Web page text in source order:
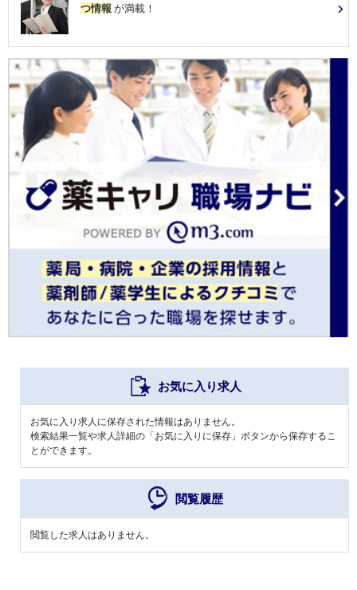
つ情報 が満載！
お気に入り求人
お気に入り求人に保存された情報はありません。
検索結果一覧や求人詳細の「お気に入りに保存」ボタンから保存するこ
とができます。
閲覧履歴
閲覧した求人はありません。